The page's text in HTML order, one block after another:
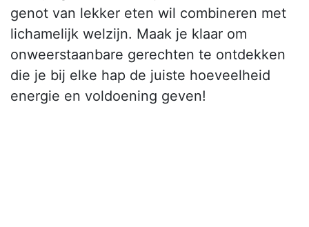
genot van lekker eten wil combineren met
lichamelijk welzijn. Maak je klaar om
onweerstaanbare gerechten te ontdekken
die je bij elke hap de juiste hoeveelheid
energie en voldoening geven!